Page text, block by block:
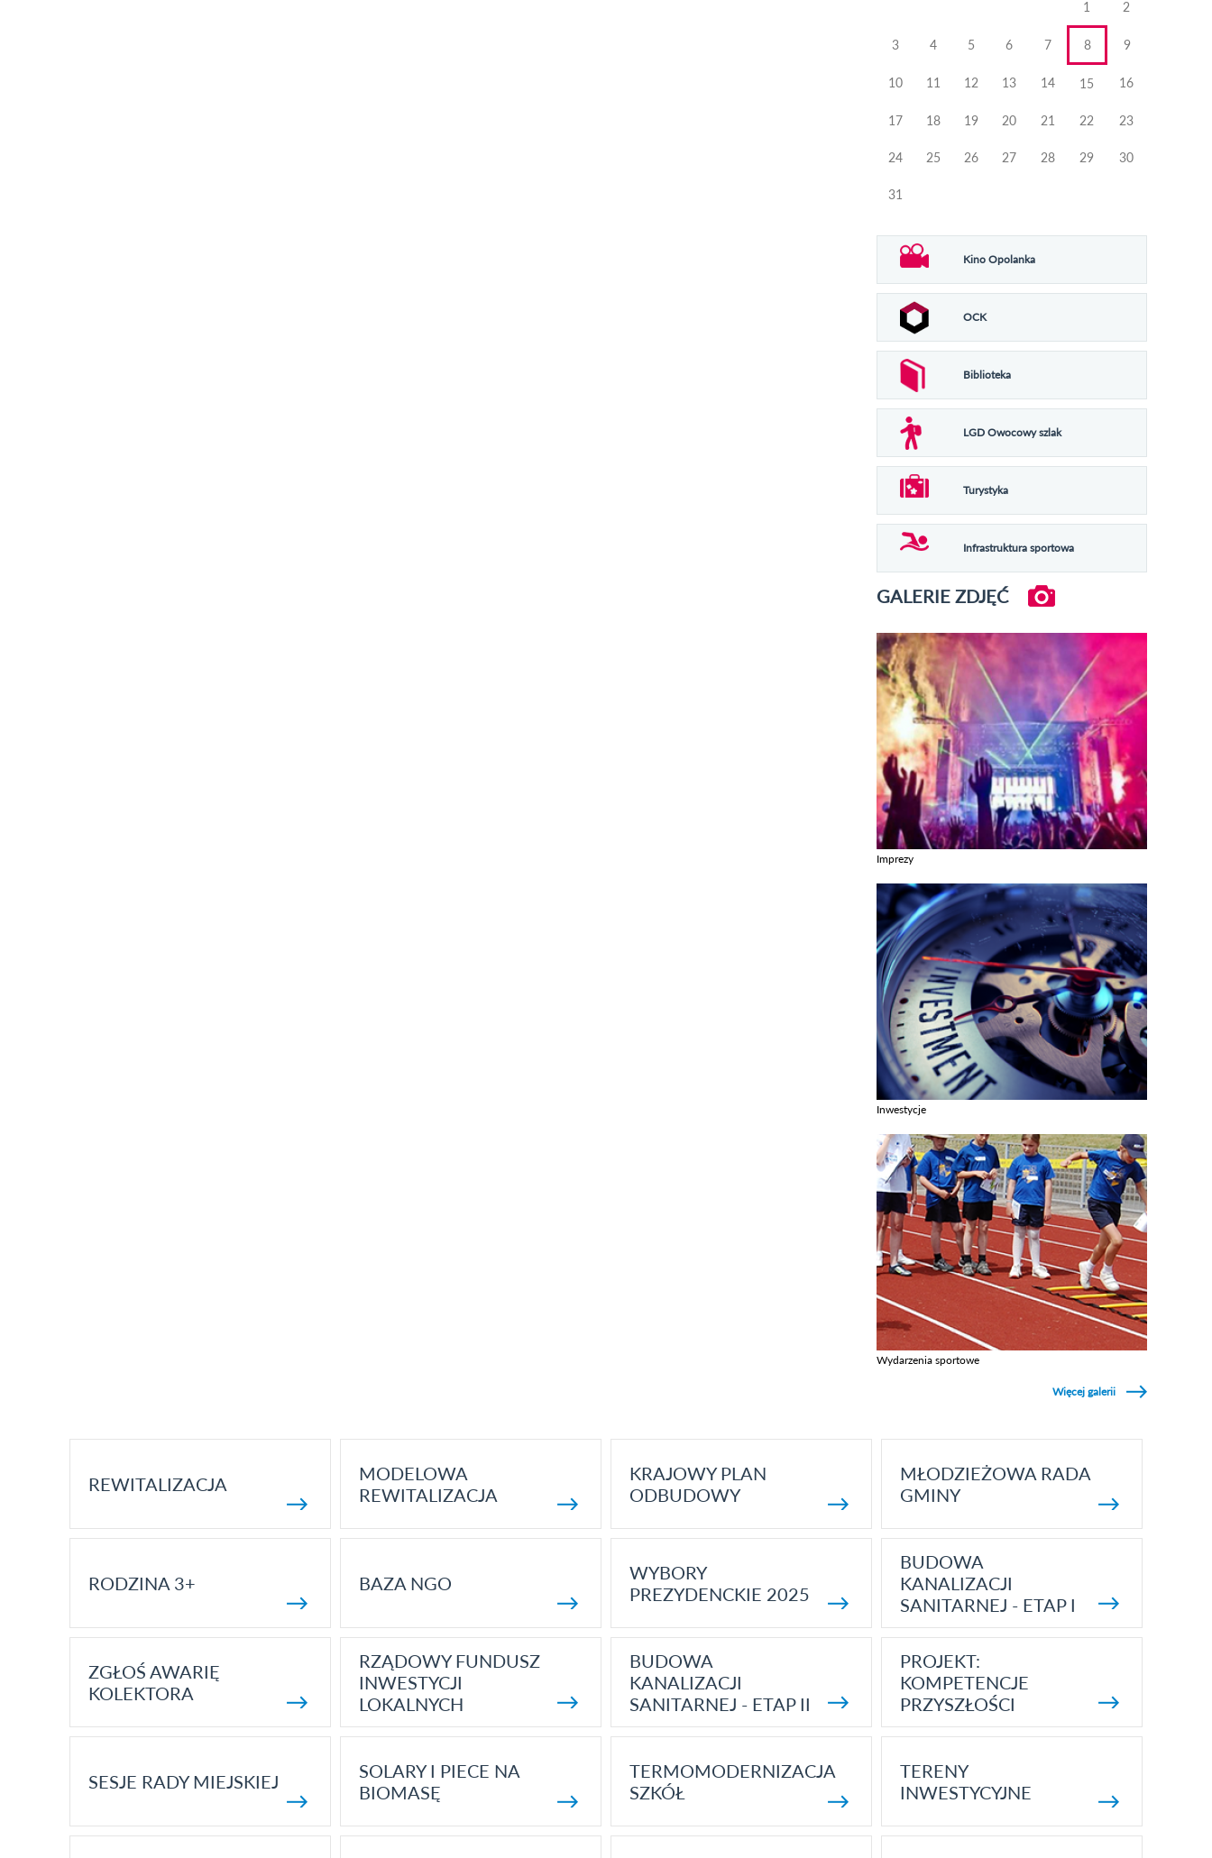
1 2
3 4 5 6 7 8 9
10 11 12 13 14 15 16
17 18 19 20 21 22 23
24 25 26 27 28 29 30
31
Kino Opolanka
OCK
Biblioteka
LGD Owocowy szlak
Turystyka
Infrastruktura sportowa
GALERIE ZDJĘĆ
Imprezy
Inwestycje
Wydarzenia sportowe
Więcej galerii
REWITALIZACJA
MODELOWA
REWITALIZACJA
KRAJOWY PLAN
ODBUDOWY
MŁODZIEŻOWA RADA
GMINY
RODZINA 3+ BAZA NGO
WYBORY
PREZYDENCKIE 2025
BUDOWA
KANALIZACJI
SANITARNEJ - ETAP I
ZGŁOŚ AWARIĘ
KOLEKTORA
RZĄDOWY FUNDUSZ
INWESTYCJI
LOKALNYCH
BUDOWA
KANALIZACJI
SANITARNEJ - ETAP II
PROJEKT:
KOMPETENCJE
PRZYSZŁOŚCI
SESJE RADY MIEJSKIEJ
SOLARY I PIECE NA
BIOMASĘ
TERMOMODERNIZACJA
SZKÓŁ
TERENY
INWESTYCYJNE